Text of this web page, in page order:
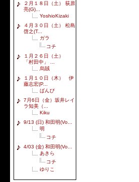
２月１８日（土） 荻原
亮(G)...
YoshioKizaki
４月３０日（土） 松島
啓之(T...
ガラ
コチ
１月２６日（土）
「村田中」 ...
烏賊
１月１０日（木） 伊
藤志宏(P...
ばんび
7月6日（金）坂井レイ
ラ知美（...
Kiku
9/13 (日) 和田明(Vo...
明
コチ
4/03 (金) 和田明(Vo...
あきら
コチ
ゆりこ